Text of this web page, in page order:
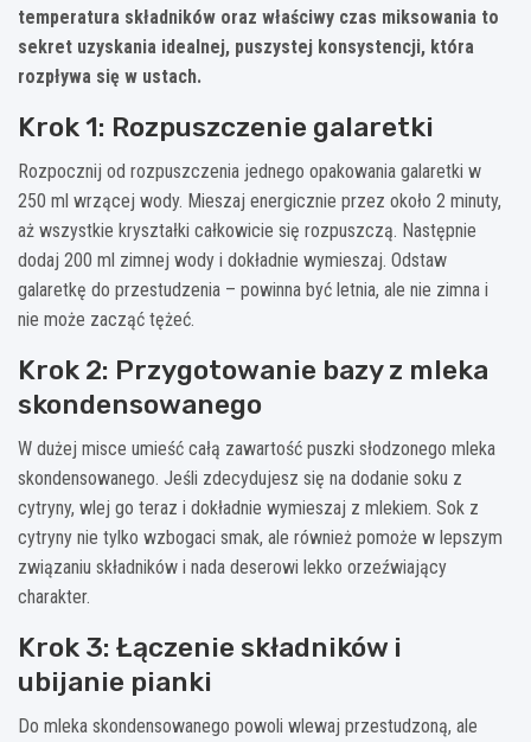
temperatura składników oraz właściwy czas miksowania to
sekret uzyskania idealnej, puszystej konsystencji, która
rozpływa się w ustach.
Krok 1: Rozpuszczenie galaretki
Rozpocznij od rozpuszczenia jednego opakowania galaretki w
250 ml wrzącej wody. Mieszaj energicznie przez około 2 minuty,
aż wszystkie kryształki całkowicie się rozpuszczą. Następnie
dodaj 200 ml zimnej wody i dokładnie wymieszaj. Odstaw
galaretkę do przestudzenia – powinna być letnia, ale nie zimna i
nie może zacząć tężeć.
Krok 2: Przygotowanie bazy z mleka
skondensowanego
W dużej misce umieść całą zawartość puszki słodzonego mleka
skondensowanego. Jeśli zdecydujesz się na dodanie soku z
cytryny, wlej go teraz i dokładnie wymieszaj z mlekiem. Sok z
cytryny nie tylko wzbogaci smak, ale również pomoże w lepszym
związaniu składników i nada deserowi lekko orzeźwiający
charakter.
Krok 3: Łączenie składników i
ubijanie pianki
Do mleka skondensowanego powoli wlewaj przestudzoną, ale